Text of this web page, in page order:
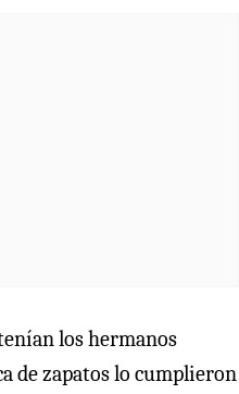
los hermanos
de zapatos lo cumplieron